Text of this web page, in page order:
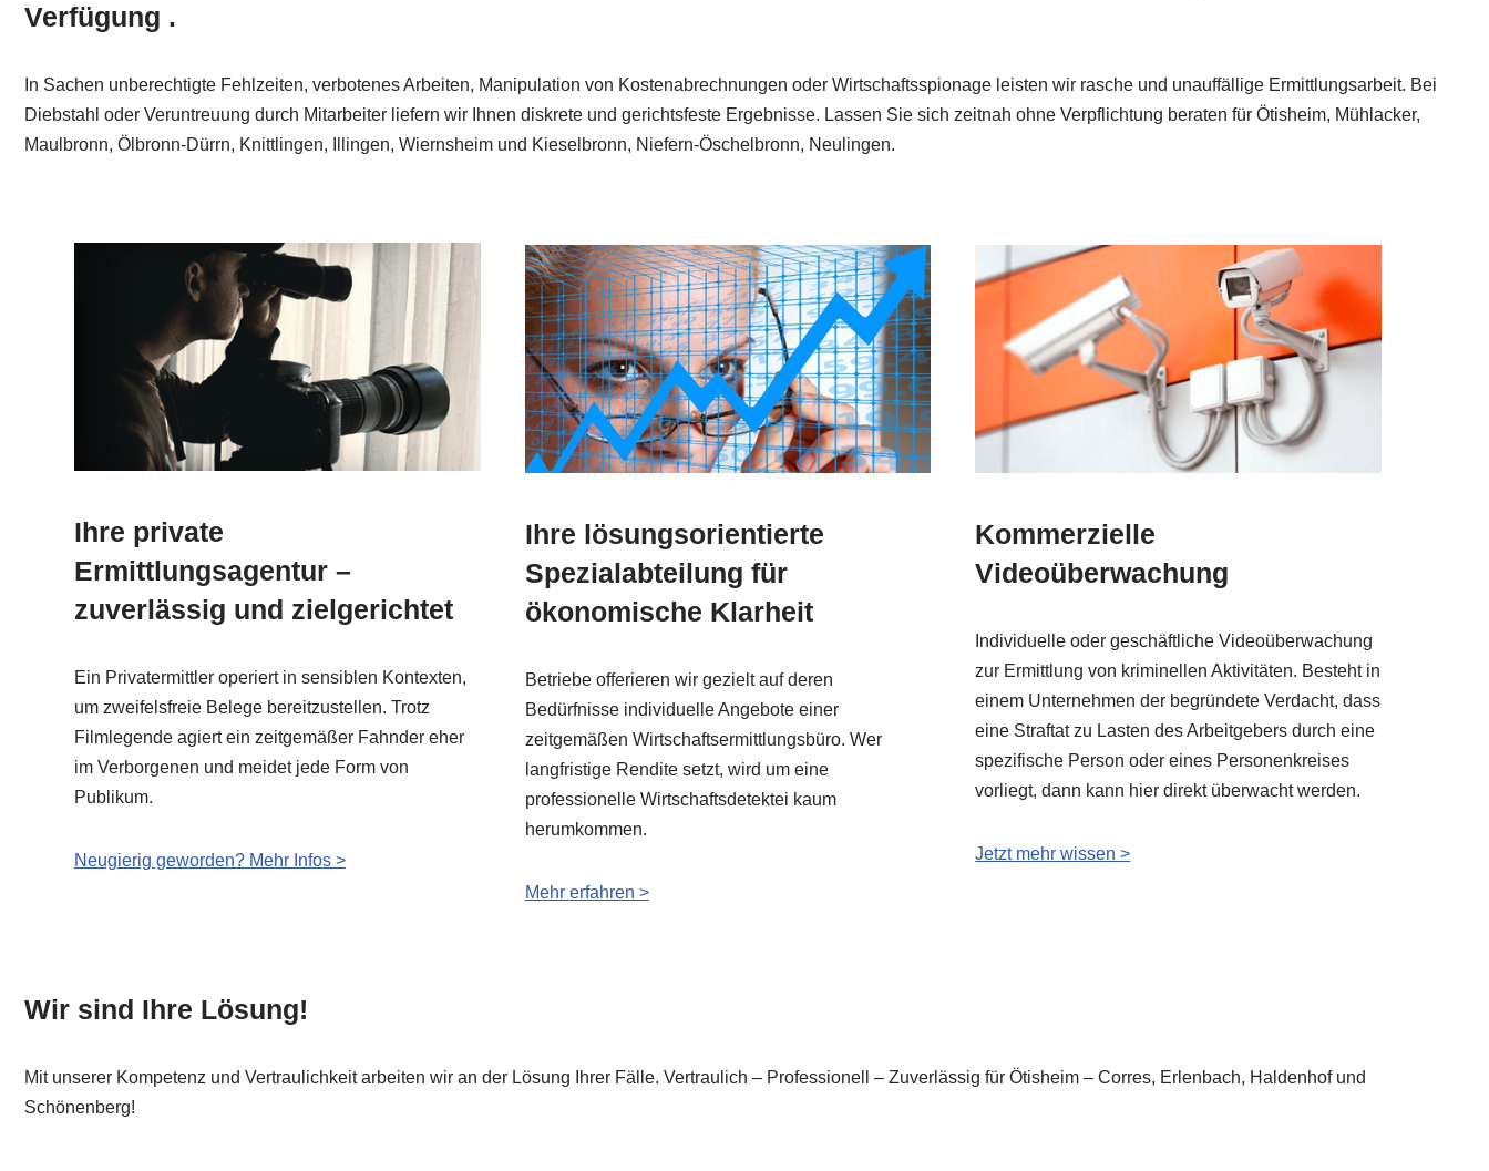
Verfügung .
In Sachen unberechtigte Fehlzeiten, verbotenes Arbeiten, Manipulation von Kostenabrechnungen oder Wirtschaftsspionage leisten wir rasche und unauffällige Ermittlungsarbeit. Bei
Diebstahl oder Veruntreuung durch Mitarbeiter liefern wir Ihnen diskrete und gerichtsfeste Ergebnisse. Lassen Sie sich zeitnah ohne Verpflichtung beraten für Ötisheim, Mühlacker,
Maulbronn, Ölbronn-Dürrn, Knittlingen, Illingen, Wiernsheim und Kieselbronn, Niefern-Öschelbronn, Neulingen.
Ihre private
Ermittlungsagentur –
zuverlässig und zielgerichtet
Ein Privatermittler operiert in sensiblen Kontexten,
um zweifelsfreie Belege bereitzustellen. Trotz
Filmlegende agiert ein zeitgemäßer Fahnder eher
im Verborgenen und meidet jede Form von
Publikum.
Neugierig geworden? Mehr Infos >
Ihre lösungsorientierte
Spezialabteilung für
ökonomische Klarheit
Betriebe offerieren wir gezielt auf deren
Bedürfnisse individuelle Angebote einer
zeitgemäßen Wirtschaftsermittlungsbüro. Wer
langfristige Rendite setzt, wird um eine
professionelle Wirtschaftsdetektei kaum
herumkommen.
Mehr erfahren >
Kommerzielle
Videoüberwachung
Individuelle oder geschäftliche Videoüberwachung
zur Ermittlung von kriminellen Aktivitäten. Besteht in
einem Unternehmen der begründete Verdacht, dass
eine Straftat zu Lasten des Arbeitgebers durch eine
spezifische Person oder eines Personenkreises
vorliegt, dann kann hier direkt überwacht werden.
Jetzt mehr wissen >
Wir sind Ihre Lösung!
Mit unserer Kompetenz und Vertraulichkeit arbeiten wir an der Lösung Ihrer Fälle. Vertraulich – Professionell – Zuverlässig für Ötisheim – Corres, Erlenbach, Haldenhof und
Schönenberg!